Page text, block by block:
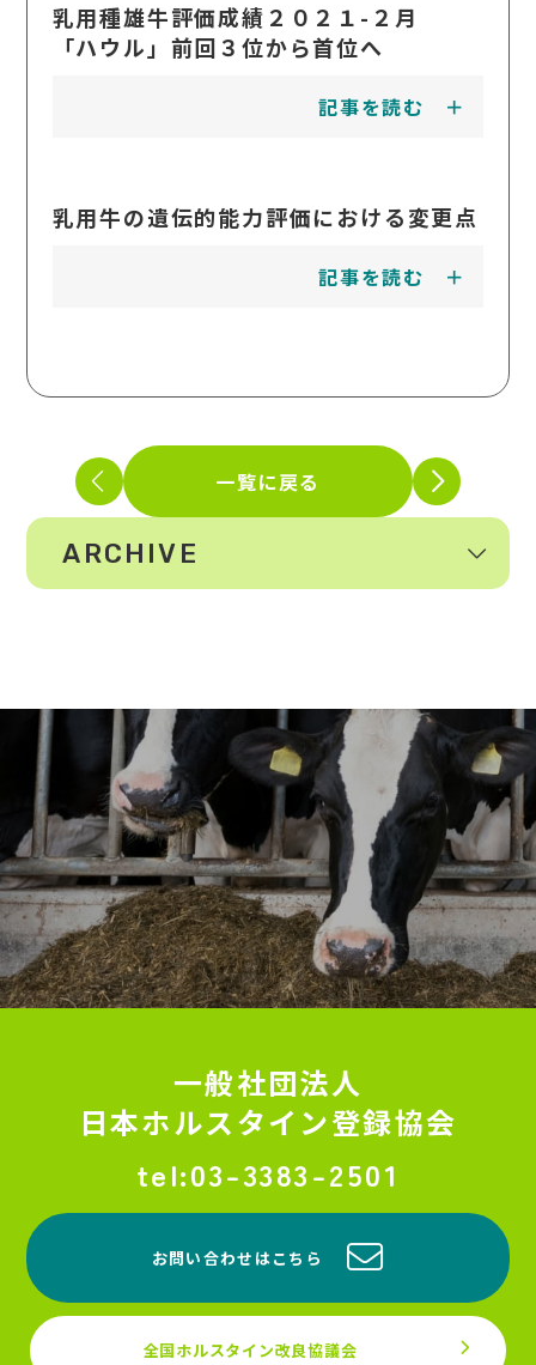
乳用種雄牛評価成績２０２１-２月
「ハウル」前回３位から首位へ
記事を読む
乳用牛の遺伝的能力評価における変更点
記事を読む
一覧に戻る
ARCHIVE
一般社団法人
日本ホルスタイン登録協会
03-3383-2501
お問い合わせはこちら
全国ホルスタイン改良協議会